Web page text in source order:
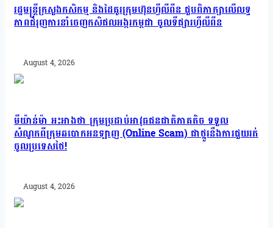
រដ្ឋមន្រ្តីក្រសួងកសិកម្ម និងដៃគូរក្រុមហ៊ុនហ្វីលីពីន ជួបពិភាក្សាលើលទ្ធ
ភាពជំរុញការនាំចេញកសិផលអង្ករកម្ពុជា ចូលទីផ្សារហ្វីលីពីន
August 4, 2026
មីយ៉ាន់ម៉ា អះអាងថា ក្រុមប្រដាប់អាវុធជនជាតិភាគតិច ទទួល
សំណូកពីក្រុមឆបោកអនឡាញ (Online Scam) ជាថ្នូរនឹងការជួយរត់
ចូលប្រទេសថៃ!
August 4, 2026